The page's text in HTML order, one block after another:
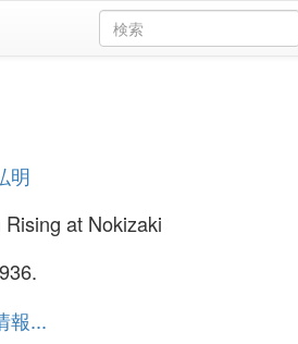
明
Rising at Nokizaki
報...